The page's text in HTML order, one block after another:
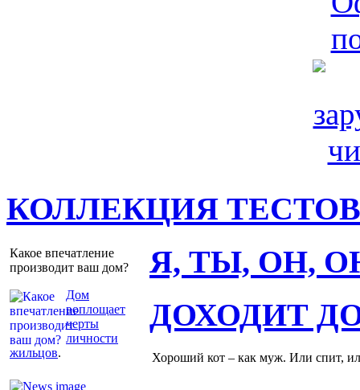
КОЛЛЕКЦИЯ ТЕСТОВ
Какое впечатление
производит ваш дом?
Дом
воплощает
черты
личности
жильцов.
Я, ТЫ, ОН,
ДОХОДИТ
Хороший кот – как муж. Или спит,